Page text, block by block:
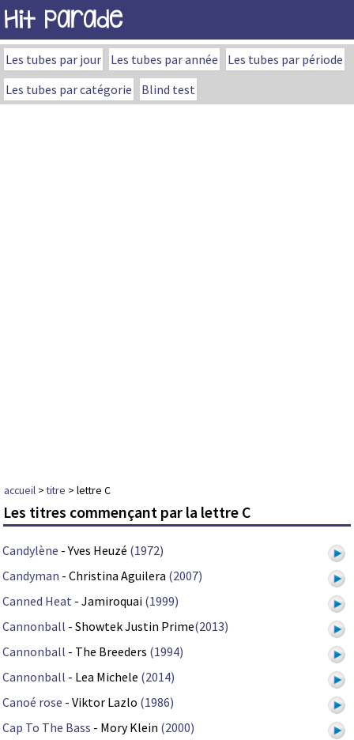
Hit Parade
Les tubes par jour Les tubes par année
Les tubes par période
Les tubes par catégorie
Blind test
accueil >titre > lettre C
Les titres commençant par la lettre C
Candylène - Yves Heuzé (1972)
Candyman - Christina Aguilera (2007)
Canned Heat - Jamiroquai (1999)
Cannonball - Showtek Justin Prime(2013)
Cannonball - The Breeders (1994)
Cannonball - Lea Michele (2014)
Canoé rose - Viktor Lazlo (1986)
Cap To The Bass - Mory Klein (2000)